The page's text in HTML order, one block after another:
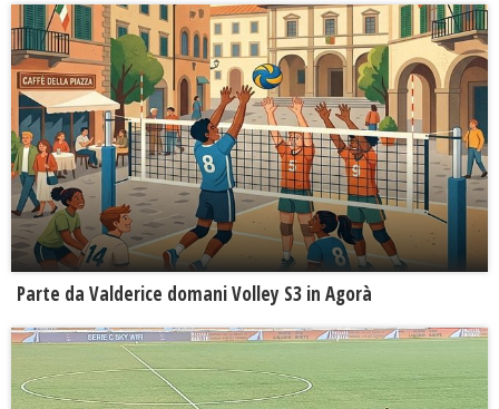
Parte da Valderice domani Volley S3 in Agorà